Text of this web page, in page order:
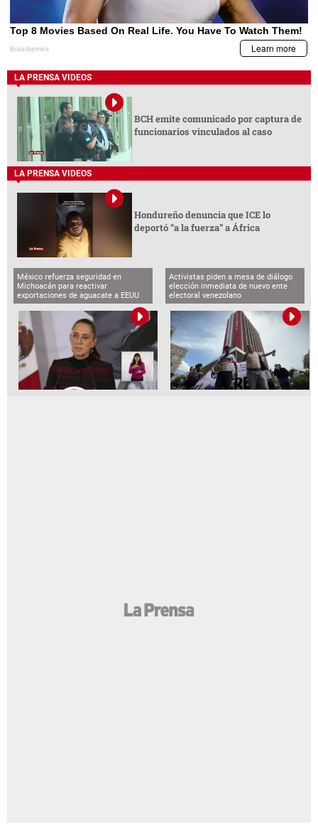
LA PRENSA VIDEOS
BCH emite comunicado por captura de
funcionarios vinculados al caso
LA PRENSA VIDEOS
Hondureño denuncia que ICE lo
deportó “a la fuerza” a África
México refuerza seguridad en
Michoacán para reactivar
exportaciones de aguacate a EEUU
Activistas piden a mesa de diálogo
elección inmediata de nuevo ente
electoral venezolano